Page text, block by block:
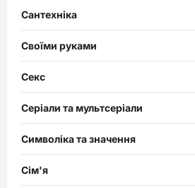
Сантехніка
Своїми руками
Секс
Серіали та мультсеріали
Символіка та значення
Сім'я